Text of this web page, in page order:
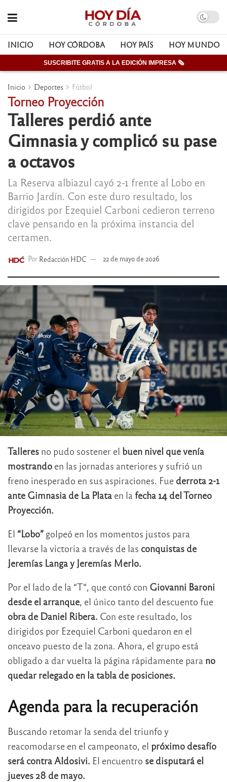
INICIO HOY CÓRDOBA HOY PAÍS HOY MUNDO
SUSCRIBITE GRATIS A LA EDICIÓN IMPRESA 🗞
Inicio Deportes Fútbol
Torneo Proyección
Talleres perdió ante
Gimnasia y complicó su pase
a octavos
La Reserva albiazul cayó 2-1 frente al Lobo en
Barrio Jardín. Con este duro resultado, los
dirigidos por Ezequiel Carboni cedieron terreno
clave pensando en la próxima instancia del
certamen.
Por Redacción HDC 22 de mayo de 2026
Talleres no pudo sostener el buen nivel que venía
mostrando en las jornadas anteriores y sufrió un
freno inesperado en sus aspiraciones. Fue derrota 2-1
ante Gimnasia de La Plata en la fecha 14 del Torneo
Proyección.
El “Lobo” golpeó en los momentos justos para
llevarse la victoria a través de las conquistas de
Jeremías Langa y Jeremías Merlo.
Por el lado de la “T“, que contó con Giovanni Baroni
desde el arranque, el único tanto del descuento fue
obra de Daniel Ribera. Con este resultado, los
dirigidos por Ezequiel Carboni quedaron en el
onceavo puesto de la zona. Ahora, el grupo está
obligado a dar vuelta la página rápidamente para no
quedar relegado en la tabla de posiciones.
Agenda para la recuperación
Buscando retomar la senda del triunfo y
reacomodarse en el campeonato, el próximo desafío
será contra Aldosivi. El encuentro se disputará el
jueves 28 de mayo.